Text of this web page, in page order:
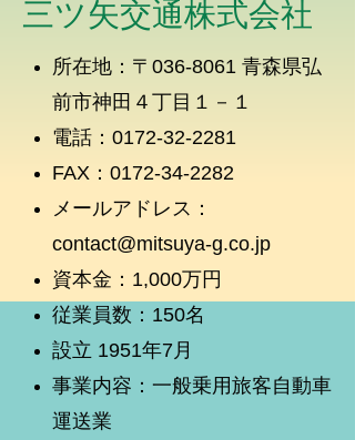
三ツ矢交通株式会社
所在地：〒036-8061 青森県弘
前市神田４丁目１－１
電話：0172-32-2281
FAX：0172-34-2282
メールアドレス：
contact@mitsuya-g.co.jp
資本金：1,000万円
従業員数：150名
設立 1951年7月
事業内容：一般乗用旅客自動車
運送業